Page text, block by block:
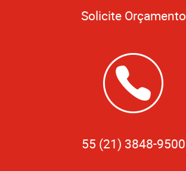
Solicite Orçamento
55 (21) 3848-9500